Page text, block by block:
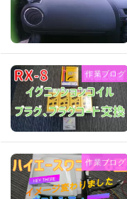
作業ブログ
作業ブログ